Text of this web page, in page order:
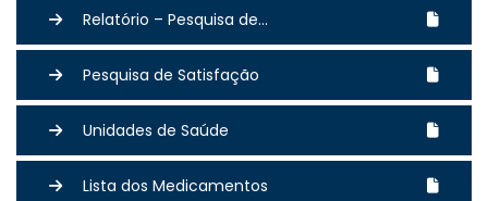
Relatório – Pesquisa de...
Pesquisa de Satisfação
Unidades de Saúde
Lista dos Medicamentos